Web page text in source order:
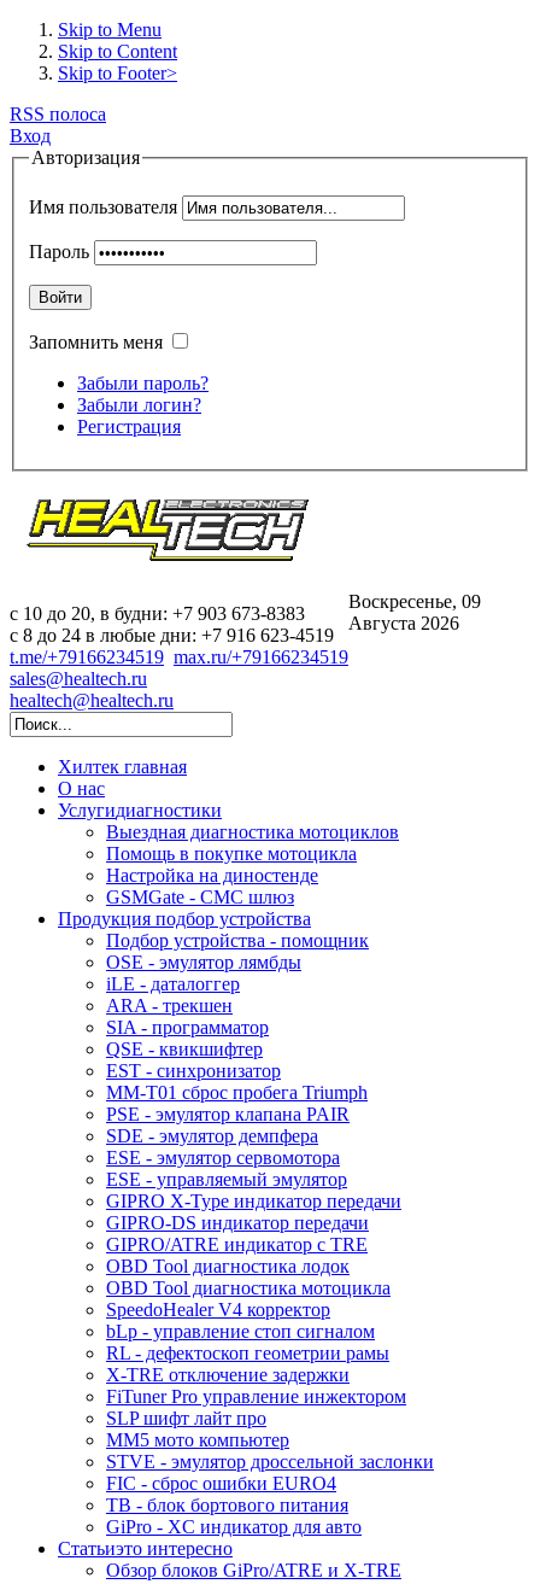
Skip to Menu
Skip to Content
Skip to Footer>
RSS полоса
Вход
Авторизация
Имя пользователя
Пароль
Войти
Запомнить меня
Забыли пароль?
Забыли логин?
Регистрация
c 10 до 20, в будни: +7 903 673-8383
с 8 до 24 в любые дни: +7 916 623-4519
t.me/+79166234519 max.ru/+79166234519
sales@healtech.ru
healtech@healtech.ru
Воскресенье, 09
Августа 2026
Хилтек главная
О нас
Услугидиагностики
Выездная диагностика мотоциклов
Помощь в покупке мотоцикла
Настройка на диностенде
GSMGate - СМС шлюз
Продукция подбор устройства
Подбор устройства - помощник
OSE - эмулятор лямбды
iLE - даталоггер
ARA - трекшен
SIA - программатор
QSE - квикшифтер
EST - синхронизатор
MM-T01 сброс пробега Triumph
PSE - эмулятор клапана PAIR
SDE - эмулятор демпфера
ESE - эмулятор сервомотора
ESE - управляемый эмулятор
GIPRO X-Type индикатор передачи
GIPRO-DS индикатор передачи
GIPRO/ATRE индикатор с TRE
OBD Tool диагностика лодок
OBD Tool диагностика мотоцикла
SpeedoHealer V4 корректор
bLp - управление стоп сигналом
RL - дефектоскоп геометрии рамы
X-TRE отключение задержки
FiTuner Pro управление инжектором
SLP шифт лайт про
MM5 мото компьютер
STVE - эмулятор дроссельной заслонки
FIC - сброс ошибки EURO4
TB - блок бортового питания
GiPro - XC индикатор для авто
Статьиэто интересно
Обзор блоков GiPro/ATRE и X-TRE